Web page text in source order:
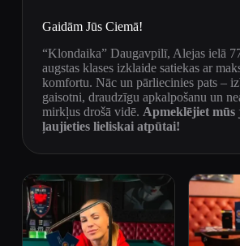
Gaidām Jūs Ciemā!
“Klondaika” Daugavpilī, Alejas ielā
augstas klases izklaide satiekas ar
komfortu. Nāc un pārliecinies pats –
gaisotni, draudzīgu apkalpošanu un
mirkļus drošā vidē. Apmeklējiet mūs
ļaujieties lieliskai atpūtai!